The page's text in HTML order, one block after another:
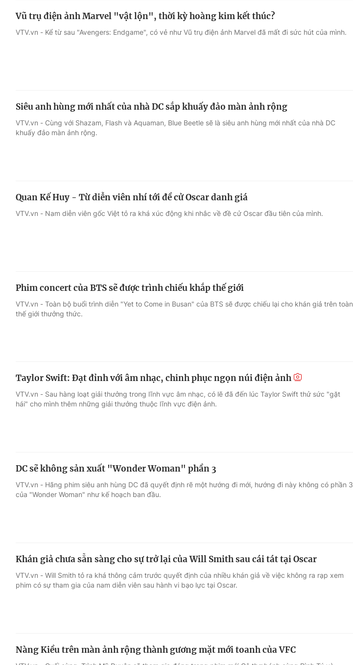
Vũ trụ điện ảnh Marvel "vật lộn", thời kỳ hoàng kim kết thúc?
VTV.vn - Kể từ sau "Avengers: Endgame", có vẻ như Vũ trụ điện ảnh Marvel đã mất đi sức hút của mình.
Siêu anh hùng mới nhất của nhà DC sắp khuấy đảo màn ảnh rộng
VTV.vn - Cùng với Shazam, Flash và Aquaman, Blue Beetle sẽ là siêu anh hùng mới nhất của nhà DC
khuấy đảo màn ảnh rộng.
Quan Kế Huy - Từ diễn viên nhí tới đề cử Oscar danh giá
VTV.vn - Nam diễn viên gốc Việt tỏ ra khá xúc động khi nhắc về đề cử Oscar đầu tiên của mình.
Phim concert của BTS sẽ được trình chiếu khắp thế giới
VTV.vn - Toàn bộ buổi trình diễn "Yet to Come in Busan" của BTS sẽ được chiếu lại cho khán giả trên toàn
thế giới thưởng thức.
Taylor Swift: Đạt đỉnh với âm nhạc, chinh phục ngọn núi điện ảnh
VTV.vn - Sau hàng loạt giải thưởng trong lĩnh vực âm nhạc, có lẽ đã đến lúc Taylor Swift thử sức "gặt
hái" cho mình thêm những giải thưởng thuộc lĩnh vực điện ảnh.
DC sẽ không sản xuất "Wonder Woman" phần 3
VTV.vn - Hãng phim siêu anh hùng DC đã quyết định rẽ một hướng đi mới, hướng đi này không có phần 3
của "Wonder Woman" như kế hoạch ban đầu.
Khán giả chưa sẵn sàng cho sự trở lại của Will Smith sau cái tát tại Oscar
VTV.vn - Will Smith tỏ ra khá thông cảm trước quyết định của nhiều khán giả về việc không ra rạp xem
phim có sự tham gia của nam diễn viên sau hành vi bạo lực tại Oscar.
Nàng Kiều trên màn ảnh rộng thành gương mặt mới toanh của VFC